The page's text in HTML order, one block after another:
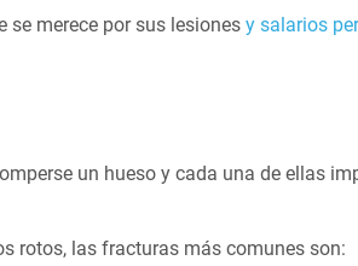
se merece por sus lesiones y salarios
un hueso y cada una de ellas
rotos, las fracturas más comunes son: